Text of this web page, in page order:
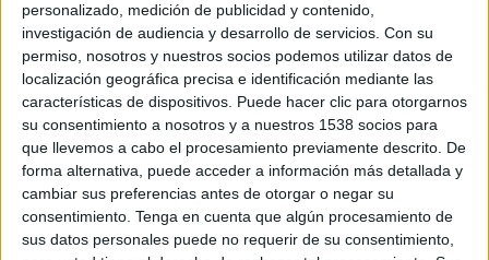
personalizado, medición de publicidad y contenido,
investigación de audiencia y desarrollo de servicios. Con su
permiso, nosotros y nuestros socios podemos utilizar datos de
localización geográfica precisa e identificación mediante las
características de dispositivos. Puede hacer clic para otorgarnos
su consentimiento a nosotros y a nuestros 1538 socios para
que llevemos a cabo el procesamiento previamente descrito. De
forma alternativa, puede acceder a información más detallada y
cambiar sus preferencias antes de otorgar o negar su
consentimiento. Tenga en cuenta que algún procesamiento de
sus datos personales puede no requerir de su consentimiento,
dos domicilis s’han desmantellatdos cultius
interiors d’unes 300 plantes de marihuana cada
una. També s’hanintervingut uns 180.000 euros
en metàl·lic, rellotges i vehicles d’alta gamma
de procedència presumptament il·lícita i
diversos dispositius electrònics.
L’operatiu compta amb la participació del GEI,